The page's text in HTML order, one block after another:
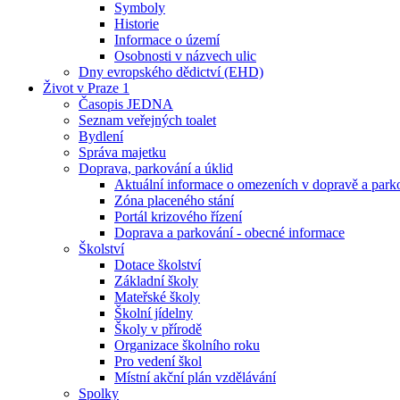
Symboly
Historie
Informace o území
Osobnosti v názvech ulic
Dny evropského dědictví (EHD)
Život v Praze 1
Časopis JEDNA
Seznam veřejných toalet
Bydlení
Správa majetku
Doprava, parkování a úklid
Aktuální informace o omezeních v dopravě a
Zóna placeného stání
Portál krizového řízení
Doprava a parkování - obecné informace
Školství
Dotace školství
Základní školy
Mateřské školy
Školní jídelny
Školy v přírodě
Organizace školního roku
Pro vedení škol
Místní akční plán vzdělávání
Spolky